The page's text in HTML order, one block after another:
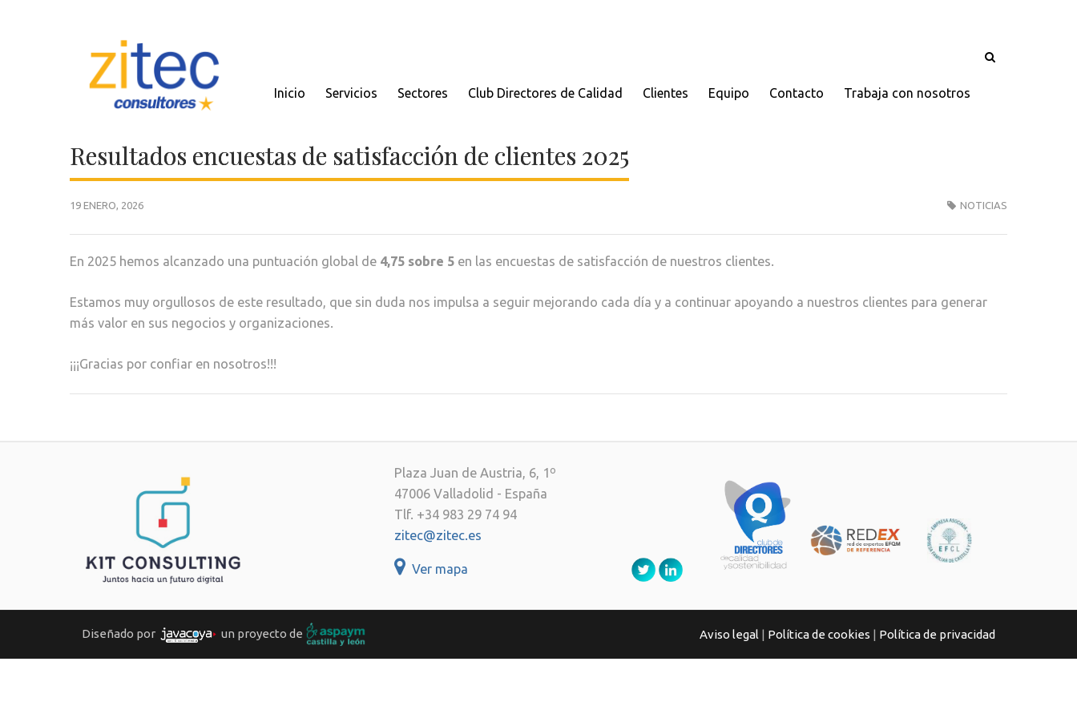
Inicio Servicios Sectores Club Directores de Calidad Clientes Equipo Contacto Trabaja con nosotros
Resultados encuestas de satisfacción de clientes 2025
19 ENERO, 2026 NOTICIAS
En 2025 hemos alcanzado una puntuación global de 4,75 sobre 5 en las encuestas de satisfacción de nuestros clientes.
Estamos muy orgullosos de este resultado, que sin duda nos impulsa a seguir mejorando cada día y a continuar apoyando a nuestros clientes para generar
más valor en sus negocios y organizaciones.
¡¡¡Gracias por confiar en nosotros!!!
Plaza Juan de Austria, 6, 1º
47006 Valladolid - España
Tlf. +34 983 29 74 94
zitec@zitec.es
Ver mapa
Diseñado por un proyecto de Aviso legal | Política de cookies | Política de privacidad